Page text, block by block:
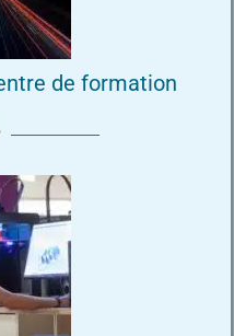
de formation